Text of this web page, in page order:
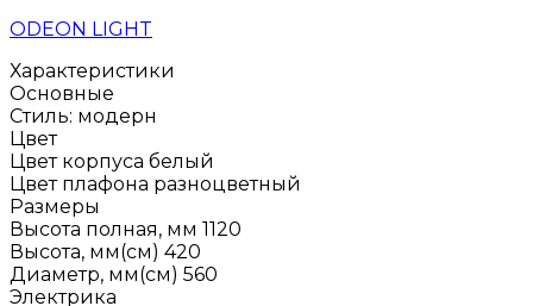
ODEON LIGHT
Характеристики
Основные
Стиль: модерн
Цвет
Цвет корпуса белый
Цвет плафона разноцветный
Размеры
Высота полная, мм 1120
Высота, мм(см) 420
Диаметр, мм(см) 560
Электрика